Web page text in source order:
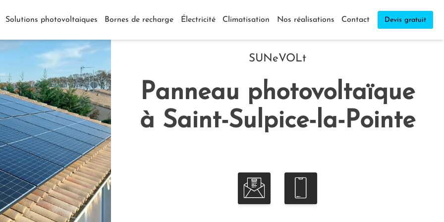
Solutions photovoltaiques Bornes de recharge Électricité Climatisation Nos réalisations Contact Devis gratuit
SUNeVOLt
Panneau photovoltaïque
à Saint-Sulpice-la-Pointe